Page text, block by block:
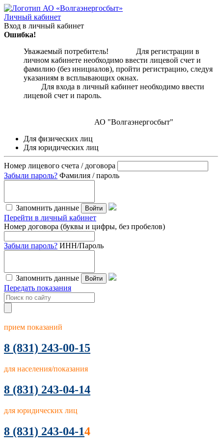
Личный кабинет
Вход в личный кабинет
Ошибка!
Уважаемый потребитель! Для регистрации в
личном кабинете необходимо ввести лицевой счет и
фамилию (без инициалов), пройти регистрацию, следуя
указаниям в всплывающих окнах.
Для входа в личный кабинет необходимо ввести
лицевой счет и пароль.
АО "Волгаэнергосбыт"
Для физических лиц
Для юридических лиц
Номер лицевого счета / договора
Забыли пароль? Фамилия / пароль
Запомнить данные Войти
Перейти в личный кабинет
Номер договора (буквы и цифры, без пробелов)
Забыли пароль? ИНН/Пароль
Запомнить данные Войти
Передать показания
прием показаний
8 (831) 243-00-15
для населения/показания
8 (831) 243-04-14
для юридических лиц
8 (831) 243-04-14